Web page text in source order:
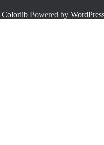
Colorlib Powered by